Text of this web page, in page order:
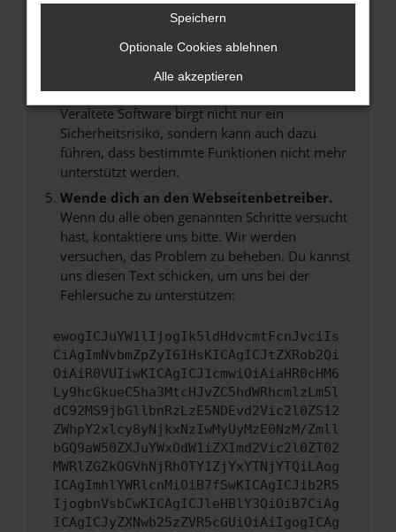
Das kann manchmal helfen, vorübergehende
Probleme zu beheben.
Stelle sicher, dass dein Browser und dein
Betriebssystem auf dem neuesten Stand
sind.
Veraltete Software birgt nicht nur ein
Sicherheitsrisiko, sondern kann auch dazu
führen, dass bestimmte Funktionen nicht mehr
unterstützt werden.
Wende dich an den Webseitenbetreiber.
Wenn du alle oben genannten Schritte versucht
hast, kontaktiere uns bitte. Wir werden
versuchen, das Problem zu beheben. Du kannst
uns diesen Text schicken, um uns bei der
Fehlersuche zu unterstützen:
ewogICJuYW1lIjogIk5ldHdvcmtFcnJvciIs
CiAgImNvbmZpZyI6IHsKICAgICJtZXRob2Qi
OiAiR0VUIiwKICAgICJ1cmwiOiAiaHR0cHM6
Ly9hcGkueC5ha3MtcHJvZC5hdWRhcmlzLm5l
dC92MS9jbGllbnRzLzE5NDEvd2Vic2l0ZS12
ZWhpY2xlcy8yNjkxNzIwMyUyMzE0NzM/Zmll
bGQ9aW50ZXJuYWxOdW1iZXImd2Vic2l0ZT02
MWRlZGZkOGVhNjRhOTY1ZjYxYTNjYTQiLAog
ICAgImhlYWRlcnMiOiB7fSwKICAgICJib2R5
IjogbnVsbCwKICAgICJleHBlY3QiOiB7CiAg
ICAgICJyZXNwb25zZVR5cGUiOiAiIgogICAg
Speichern
Optionale Cookies ablehnen
Alle akzeptieren